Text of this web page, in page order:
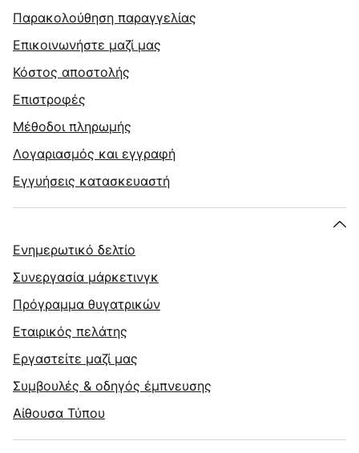
Παρακολούθηση παραγγελίας
Επικοινωνήστε μαζί μας
Κόστος αποστολής
Επιστροφές
Μέθοδοι πληρωμής
Λογαριασμός και εγγραφή
Εγγυήσεις κατασκευαστή
Ενημερωτικό δελτίο
Συνεργασία μάρκετινγκ
Πρόγραμμα θυγατρικών
Εταιρικός πελάτης
Εργαστείτε μαζί μας
Συμβουλές & οδηγός έμπνευσης
Αίθουσα Τύπου